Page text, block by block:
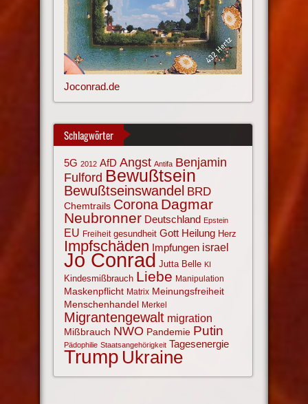
Joconrad.de
Schlagwörter
5G 2012 AfD Angst Antifa Benjamin
Fulford Bewußtsein
Bewußtseinswandel BRD
Chemtrails Corona Dagmar
Neubronner Deutschland Epstein
EU Freiheit gesundheit Gott Heilung Herz
Impfschäden Impfungen israel
Jo Conrad Jutta Belle KI
Kindesmißbrauch Liebe Manipulation
Maskenpflicht Matrix Meinungsfreiheit
Menschenhandel Merkel
Migrantengewalt migration
Mißbrauch NWO Pandemie Putin
Pädophilie Staatsangehörigkeit Tagesenergie
Trump Ukraine